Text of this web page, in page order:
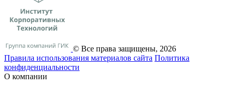
© Все права защищены, 2026
Правила использования материалов сайта Политика
конфиденциальности
О компании